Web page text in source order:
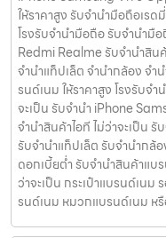
ให้ราคาสูง รับจำนำมือถือเร
โรงรับจำนำมือถือ รับจำนำ
Redmi Realme รับจำนำสิน
จำนำแท็ปเล็ต จำนำกล้อง จำ
รนด์เนม ให้ราคาสูง โรงรับจ
จะเป็น รับจำนำ iPhone
จำนำสินค้าไอที ไม่ว่าจะเป็น
รับจำนำแท็ปเล็ต รับจำนำกล้
ดอกเบี้ยต่ำ รับจำนำสินค้าแบ
ว่าจะเป็น กระเป๋าแบรนด์เนม
รนด์เนม หมวกแบรนด์เนม ห